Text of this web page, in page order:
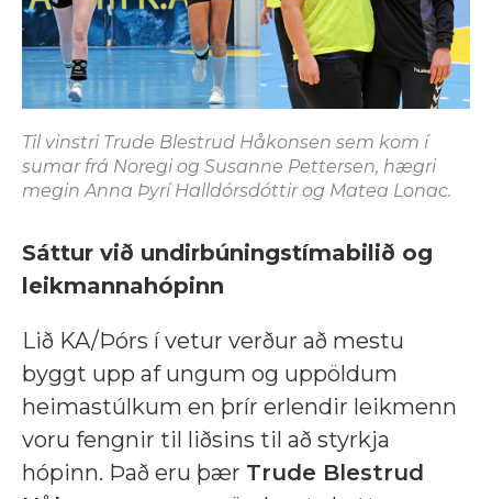
Til vinstri Trude Blestrud Håkonsen sem kom í
sumar frá Noregi og Susanne Pettersen, hægri
megin Anna Þyrí Halldórsdóttir og Matea Lonac.
Sáttur við undirbúningstímabilið og
leikmannahópinn
Lið KA/Þórs í vetur verður að mestu
byggt upp af ungum og uppöldum
heimastúlkum en þrír erlendir leikmenn
voru fengnir til liðsins til að styrkja
hópinn. Það eru þær Trude Blestrud